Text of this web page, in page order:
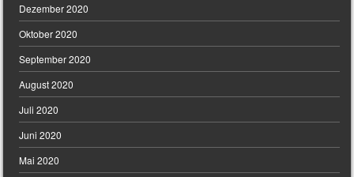
Dezember 2020
Oktober 2020
September 2020
August 2020
Juli 2020
Juni 2020
Mai 2020